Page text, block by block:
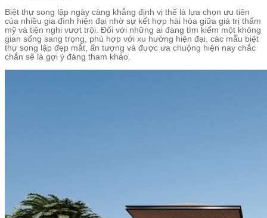
Biệt thự song lập ngày càng khẳng định vị thế là lựa chọn ưu tiên
của nhiều gia đình hiện đại nhờ sự kết hợp hài hòa giữa giá trị thẩm
mỹ và tiện nghi vượt trội. Đối với những ai đang tìm kiếm một không
gian sống sang trọng, phù hợp với xu hướng hiện đại, các mẫu biệt
thự song lập đẹp mắt, ấn tượng và được ưa chuộng hiện nay chắc
chắn sẽ là gợi ý đáng tham khảo.